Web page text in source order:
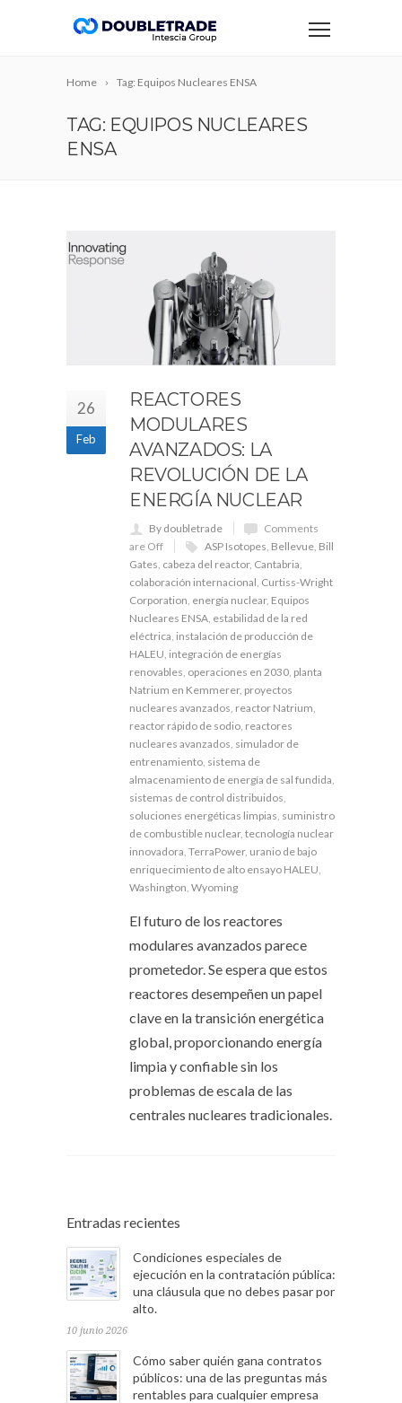
Home Tag: Equipos Nucleares ENSA
TAG: EQUIPOS NUCLEARES
ENSA
26
Feb
REACTORES
MODULARES
AVANZADOS: LA
REVOLUCIÓN DE LA
ENERGÍA NUCLEAR
By doubletrade
Comments
are Off
ASP Isotopes, Bellevue, Bill
Gates, cabeza del reactor, Cantabria,
colaboración internacional, Curtiss-Wright
Corporation, energía nuclear, Equipos
Nucleares ENSA, estabilidad de la red
eléctrica, instalación de producción de
HALEU, integración de energías
renovables, operaciones en 2030, planta
Natrium en Kemmerer, proyectos
nucleares avanzados, reactor Natrium,
reactor rápido de sodio, reactores
nucleares avanzados, simulador de
entrenamiento, sistema de
almacenamiento de energía de sal fundida,
sistemas de control distribuidos,
soluciones energéticas limpias, suministro
de combustible nuclear, tecnología nuclear
innovadora, TerraPower, uranio de bajo
enriquecimiento de alto ensayo HALEU,
Washington, Wyoming
El futuro de los reactores
modulares avanzados parece
prometedor. Se espera que estos
reactores desempeñen un papel
clave en la transición energética
global, proporcionando energía
limpia y confiable sin los
problemas de escala de las
centrales nucleares tradicionales.
Entradas recientes
Condiciones especiales de
ejecución en la contratación pública:
una cláusula que no debes pasar por
alto.
10 junio 2026
Cómo saber quién gana contratos
públicos: una de las preguntas más
rentables para cualquier empresa